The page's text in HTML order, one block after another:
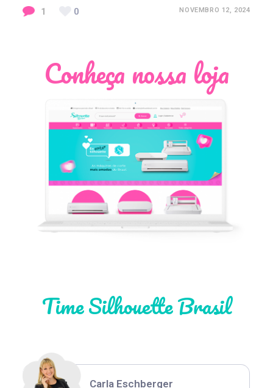
1 0 NOVEMBRO 12, 2024
Conheça nossa loja
Time Silhouette Brasil
Léia Pastori
Thiara Ney
Carla Eschberger